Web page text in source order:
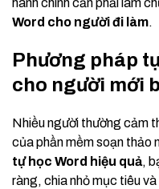
hành chính cần phải làm
Word cho người đi làm.
Phương pháp
cho người mới
Nhiều người thường cảm
của phần mềm soạn thảo
tự học Word hiệu quả,
ràng, chia nhỏ mục tiêu